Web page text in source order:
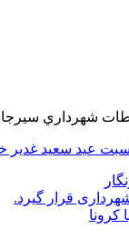
شهرداري
عيد سعيد غدير
قرار گیرد.
کرونا